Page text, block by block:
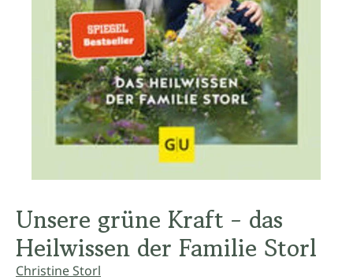
Unsere grüne Kraft - das
Heilwissen der Familie Storl
Christine Storl